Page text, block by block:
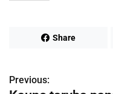
Share
N
Previous: